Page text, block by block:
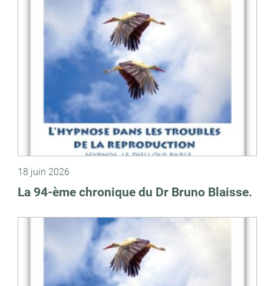
18 juin 2026
La 94-ème chronique du Dr Bruno Blaisse.